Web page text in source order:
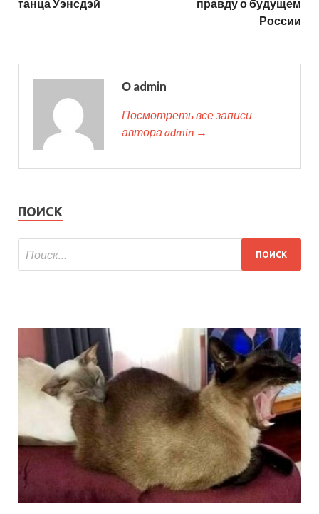
танца Уэнсдэй
правду о будущем
России
О admin
Посмотреть все записи
автора admin →
ПОИСК